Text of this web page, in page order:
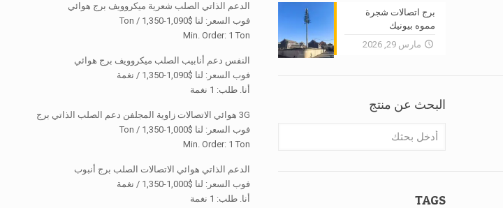
الدعم الذاتي الصلب شعرية ميكروويف برج هوائي
فوب السعر: لنا $1,090-1,350 / Ton
Min. Order: 1 Ton
النفس دعم أنابيب الصلب ميكروويف برج هوائي
فوب السعر: لنا $1,090-1,350 / نغمة
أنا. طلب: 1 نغمة
3G هوائي الاتصالات زاوية المجلفن دعم الصلب الذاتي برج
فوب السعر: لنا $1,000-1,350 / Ton
Min. Order: 1 Ton
الدعم الذاتي هوائي الاتصالات الصلب برج أنبوب
فوب السعر: لنا $1,000-1,350 / نغمة
أنا. طلب: 1 نغمة
برج اتصالات شجرة
مموه بيونيك
مارس 29, 2026
البحث عن منتج
TAGS